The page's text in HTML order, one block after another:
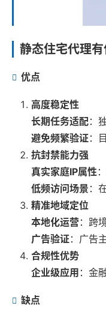
静态住宅代理有
优点
高度稳定性
长期任务适配：
避免频繁验证：
抗封禁能力强
真实家庭IP属性
低频访问场景 ：
精准地域定位
本地化运营：跨
广告验证：广告
合规性优势
企业级应用 ：金
缺点